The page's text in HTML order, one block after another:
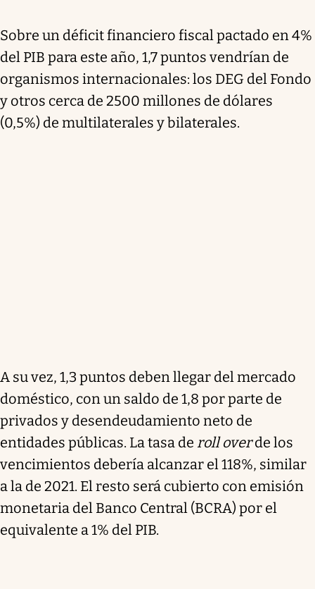
Sobre un déficit financiero fiscal pactado en 4%
del PIB para este año, 1,7 puntos vendrían de
organismos internacionales: los DEG del Fondo
y otros cerca de 2500 millones de dólares
(0,5%) de multilaterales y bilaterales.
A su vez, 1,3 puntos deben llegar del mercado
doméstico, con un saldo de 1,8 por parte de
privados y desendeudamiento neto de
entidades públicas. La tasa de roll overde los
vencimientos debería alcanzar el 118%, similar
a la de 2021. El resto será cubierto con emisión
monetaria del Banco Central (BCRA) por el
equivalente a 1% del PIB.